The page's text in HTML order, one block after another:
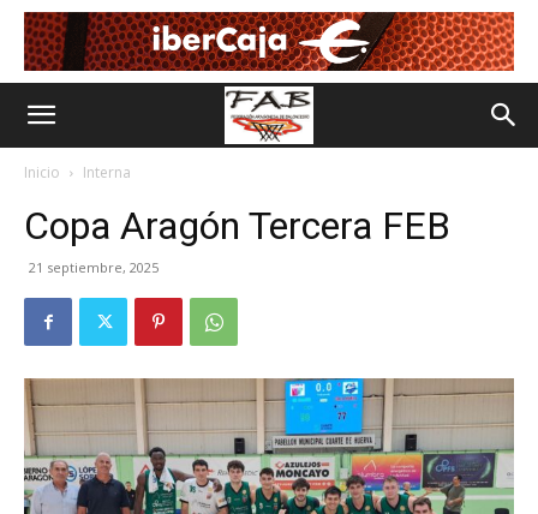
Inicio Interna
Copa Aragón Tercera FEB
21 septiembre, 2025